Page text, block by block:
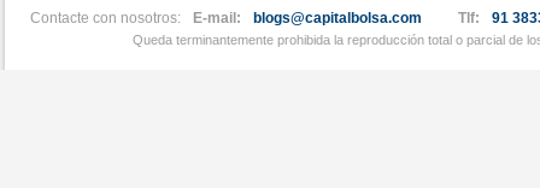
Contacte con nosotros: E-mail: blogs@capitalbolsa.com Tlf: 91
Queda terminantemente prohibida la reproducción total o parcial de